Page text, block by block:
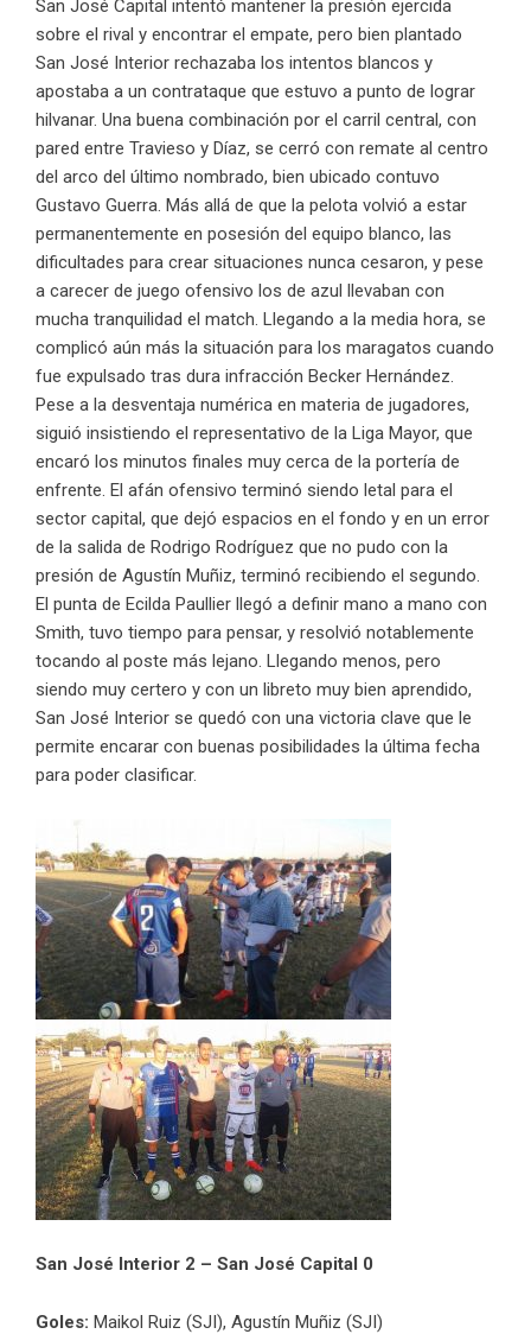
San José Capital intentó mantener la presión ejercida
sobre el rival y encontrar el empate, pero bien plantado
San José Interior rechazaba los intentos blancos y
apostaba a un contrataque que estuvo a punto de lograr
hilvanar. Una buena combinación por el carril central, con
pared entre Travieso y Díaz, se cerró con remate al centro
del arco del último nombrado, bien ubicado contuvo
Gustavo Guerra. Más allá de que la pelota volvió a estar
permanentemente en posesión del equipo blanco, las
dificultades para crear situaciones nunca cesaron, y pese
a carecer de juego ofensivo los de azul llevaban con
mucha tranquilidad el match. Llegando a la media hora, se
complicó aún más la situación para los maragatos cuando
fue expulsado tras dura infracción Becker Hernández.
Pese a la desventaja numérica en materia de jugadores,
siguió insistiendo el representativo de la Liga Mayor, que
encaró los minutos finales muy cerca de la portería de
enfrente. El afán ofensivo terminó siendo letal para el
sector capital, que dejó espacios en el fondo y en un error
de la salida de Rodrigo Rodríguez que no pudo con la
presión de Agustín Muñiz, terminó recibiendo el segundo.
El punta de Ecilda Paullier llegó a definir mano a mano con
Smith, tuvo tiempo para pensar, y resolvió notablemente
tocando al poste más lejano. Llegando menos, pero
siendo muy certero y con un libreto muy bien aprendido,
San José Interior se quedó con una victoria clave que le
permite encarar con buenas posibilidades la última fecha
para poder clasificar.
San José Interior 2 – San José Capital 0
Goles: Maikol Ruiz (SJI), Agustín Muñiz (SJI)